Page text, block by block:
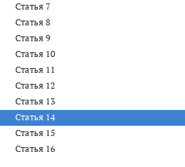
Статья 7
Статья 8
Статья 9
Статья 10
Статья 11
Статья 12
Статья 13
Статья 14
Статья 15
Статья 16